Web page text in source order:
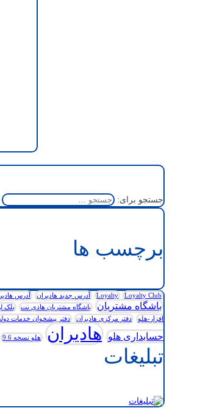
جستجو برای:
برچسب ها
Loyalty Loyalty Club آدرس جدید هادیران آدرس
باشگاه مشتریان
باشگاه مشتریان هادی نت بلک
افزار-هلو
دفتر مرکزی هادیران دفتر پیشخوان خدمات
حسابداری هلو هادیران هلو نسخه 9.6
تبلیغات